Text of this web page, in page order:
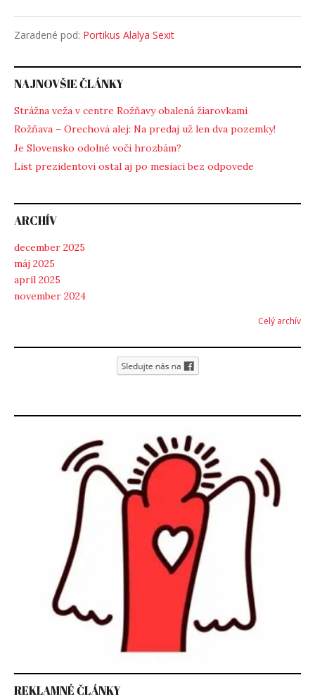
Zaradené pod: Portikus Alalya Sexit
NAJNOVŠIE ČLÁNKY
Strážna veža v centre Rožňavy obalená žiarovkami
Rožňava – Orechová alej: Na predaj už len dva pozemky!
Je Slovensko odolné voči hrozbám?
List prezidentovi ostal aj po mesiaci bez odpovede
ARCHÍV
december 2025
máj 2025
apríl 2025
november 2024
Celý archív
REKLAMNÉ ČLÁNKY